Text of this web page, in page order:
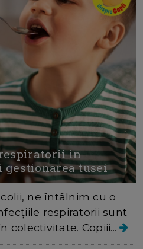
in
tusei
ne întâlnim cu o
respiratorii sunt
colectivitate. Copiii...